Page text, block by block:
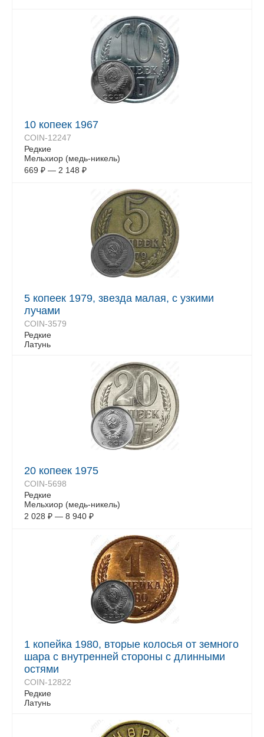
10 копеек 1967
COIN-12247
Редкие
Мельхиор (медь-никель)
669 ₽ — 2 148 ₽
5 копеек 1979, звезда малая, с узкими
лучами
COIN-3579
Редкие
Латунь
20 копеек 1975
COIN-5698
Редкие
Мельхиор (медь-никель)
2 028 ₽ — 8 940 ₽
1 копейка 1980, вторые колосья от земного
шара с внутренней стороны с длинными
остями
COIN-12822
Редкие
Латунь